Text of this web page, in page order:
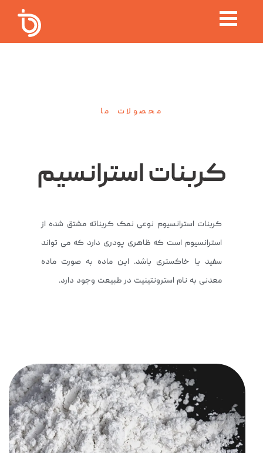
محصولات ما
کربنات استرانسیم
کربنات استرانسیوم نوعی نمک کربناته مشتق شده از
استرانسیوم است که ظاهری پودری دارد که می تواند
سفید یا خاکستری باشد. این ماده به صورت ماده
معدنی به نام استرونتینیت در طبیعت وجود دارد.